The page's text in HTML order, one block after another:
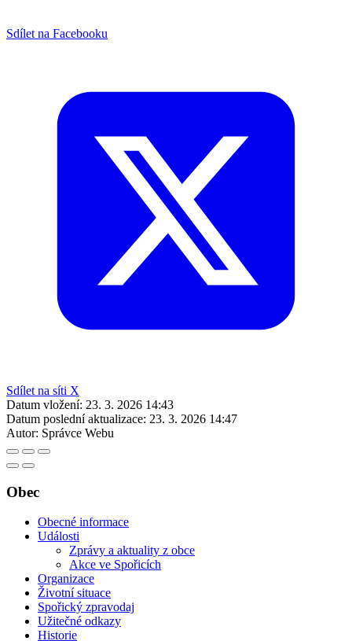
Sdílet na Facebooku
Sdílet na síti X
Datum vložení: 23. 3. 2026 14:43
Datum poslední aktualizace: 23. 3. 2026 14:47
Autor: Správce Webu
Obec
Obecné informace
Události
Zprávy a aktuality z obce
Akce ve Spořicích
Organizace
Životní situace
Spořický zpravodaj
Užitečné odkazy
Historie